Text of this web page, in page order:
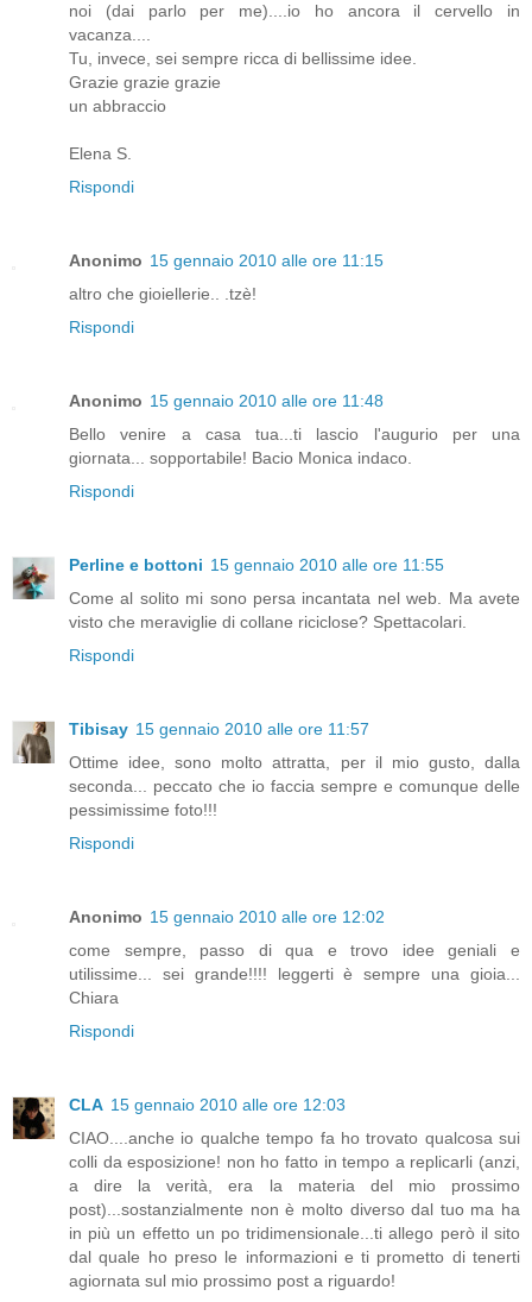
noi (dai parlo per me)....io ho ancora il cervello in
vacanza....
Tu, invece, sei sempre ricca di bellissime idee.
Grazie grazie grazie
un abbraccio
Elena S.
Rispondi
Anonimo 15 gennaio 2010 alle ore 11:15
altro che gioiellerie.. .tzè!
Rispondi
Anonimo 15 gennaio 2010 alle ore 11:48
Bello venire a casa tua...ti lascio l'augurio per una
giornata... sopportabile! Bacio Monica indaco.
Rispondi
Perline e bottoni 15 gennaio 2010 alle ore 11:55
Come al solito mi sono persa incantata nel web. Ma avete
visto che meraviglie di collane riciclose? Spettacolari.
Rispondi
Tibisay 15 gennaio 2010 alle ore 11:57
Ottime idee, sono molto attratta, per il mio gusto, dalla
seconda... peccato che io faccia sempre e comunque delle
pessimissime foto!!!
Rispondi
Anonimo 15 gennaio 2010 alle ore 12:02
come sempre, passo di qua e trovo idee geniali e
utilissime... sei grande!!!! leggerti è sempre una gioia...
Chiara
Rispondi
CLA 15 gennaio 2010 alle ore 12:03
CIAO....anche io qualche tempo fa ho trovato qualcosa sui
colli da esposizione! non ho fatto in tempo a replicarli (anzi,
a dire la verità, era la materia del mio prossimo
post)...sostanzialmente non è molto diverso dal tuo ma ha
in più un effetto un po tridimensionale...ti allego però il sito
dal quale ho preso le informazioni e ti prometto di tenerti
agiornata sul mio prossimo post a riguardo!